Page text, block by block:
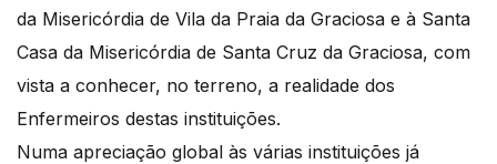
da Misericórdia de Vila da Praia da Graciosa e à Santa
Casa da Misericórdia de Santa Cruz da Graciosa, com
vista a conhecer, no terreno, a realidade dos
Enfermeiros destas instituições.
Numa apreciação global às várias instituições já